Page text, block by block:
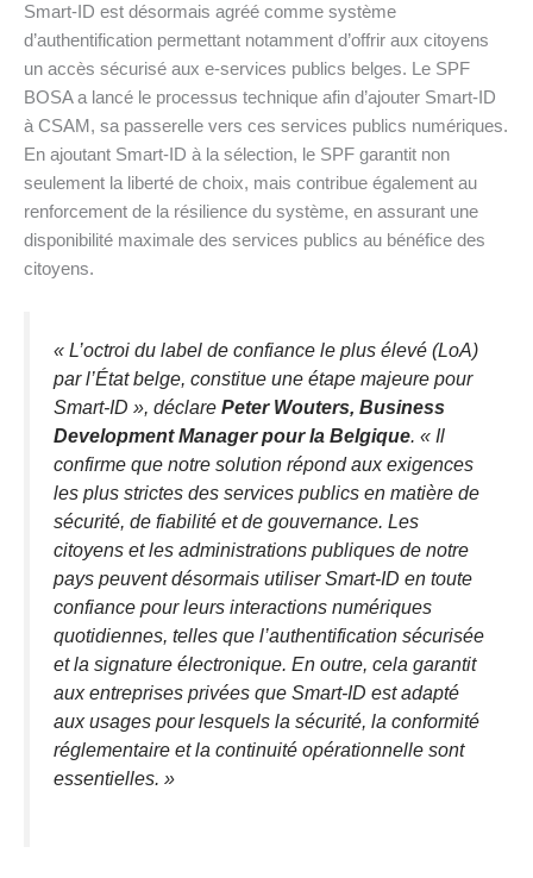
Smart-ID est désormais agréé comme système
d’authentification permettant notamment d’offrir aux citoyens
un accès sécurisé aux e-services publics belges. Le SPF
BOSA a lancé le processus technique afin d’ajouter Smart-ID
à CSAM, sa passerelle vers ces services publics numériques.
En ajoutant Smart-ID à la sélection, le SPF garantit non
seulement la liberté de choix, mais contribue également au
renforcement de la résilience du système, en assurant une
disponibilité maximale des services publics au bénéfice des
citoyens.
« L’octroi du label de confiance le plus élevé (LoA)
par l’État belge, constitue une étape majeure pour
Smart-ID », déclare Peter Wouters, Business
Development Manager pour la Belgique. « Il
confirme que notre solution répond aux exigences
les plus strictes des services publics en matière de
sécurité, de fiabilité et de gouvernance. Les
citoyens et les administrations publiques de notre
pays peuvent désormais utiliser Smart-ID en toute
confiance pour leurs interactions numériques
quotidiennes, telles que l’authentification sécurisée
et la signature électronique. En outre, cela garantit
aux entreprises privées que Smart-ID est adapté
aux usages pour lesquels la sécurité, la conformité
réglementaire et la continuité opérationnelle sont
essentielles. »